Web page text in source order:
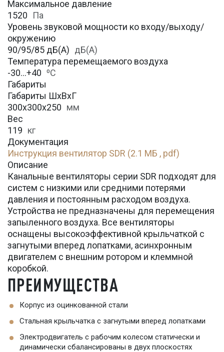
Максимальное давление
1520
Па
Уровень звуковой мощности ко входу/выходу/
окружению
90/95/85 дБ(А) дБ(А)
Температура перемещаемого воздуха
-30…+40 ⁰С
Габариты
Габариты ШхВхГ
300x300x250 мм
Вес
119 кг
Документация
Инструкция вентилятор SDR (2.1 МБ , pdf)
Описание
Канальные вентиляторы серии SDR подходят для
систем с низкими или средними потерями
давления и постоянным расходом воздуха.
Устройства не предназначены для перемещения
запыленного воздуха. Все вентиляторы
оснащены высокоэффективной крыльчаткой с
загнутыми вперед лопатками, асинхронным
двигателем с внешним ротором и клеммной
коробкой.
ПРЕИМУЩЕСТВА
Корпус из оцинкованной стали
Стальная крыльчатка с загнутыми вперед лопатками
Электродвигатель с рабочим колесом статически и
динамически сбалансированы в двух плоскостях